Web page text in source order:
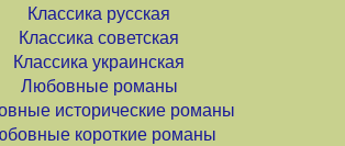
Классика русская
Классика советская
Классика украинская
Любовные романы
исторические романы
короткие романы